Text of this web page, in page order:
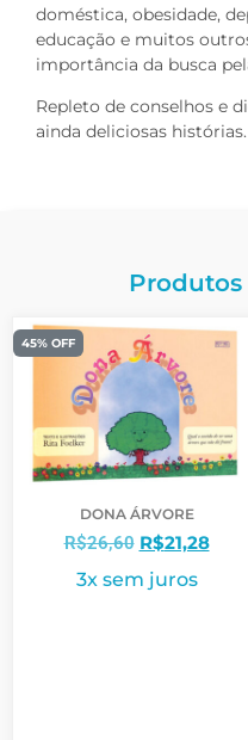
doméstica, obesidade,
educação e muitos
importância da busca
Repleto de conselhos e
ainda deliciosas histórias.
45% OFF
DONA ÁRVORE
R$26,60 R$21,28
3x sem juros